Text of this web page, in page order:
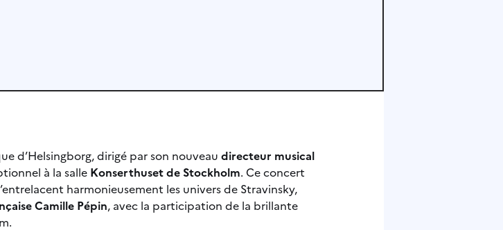
d’Helsingborg, dirigé par son nouveau directeur musical
à la salle Konserthuset de Stockholm. Ce concert
harmonieusement les univers de Stravinsky,
Camille Pépin, avec la participation de la brillante